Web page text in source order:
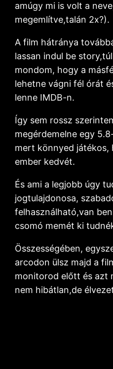
amúgy mi is volt a
megemlítve,talán 2x?).
A film hátránya
lassan indul be
mondom, hogy a
lehetne vágni fél órát
lenne IMDB-n.
Így sem rossz
megérdemelne egy
mert könnyed játékos,
ember kedvét.
És ami a legjobb úgy
jogtulajdonosa,
felhasználható,van
csomó memét ki
Összességében,
arcodon ülsz majd a
monitorod előtt és azt
nem hibátlan,de